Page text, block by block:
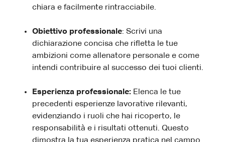
chiara e facilmente rintracciabile.
Obiettivo professionale: Scrivi una
dichiarazione concisa che rifletta le tue
ambizioni come allenatore personale e come
intendi contribuire al successo dei tuoi clienti.
Esperienza professionale: Elenca le tue
precedenti esperienze lavorative rilevanti,
evidenziando i ruoli che hai ricoperto, le
responsabilità e i risultati ottenuti. Questo